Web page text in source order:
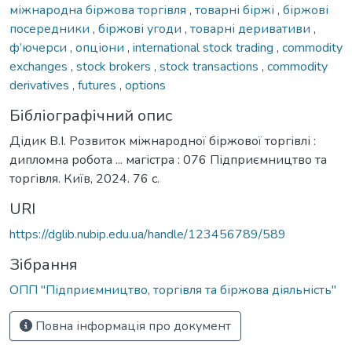
міжнародна біржова торгівля , товарні біржі , біржові
посередники , біржові угоди , товарні деривативи ,
ф’ючерси , опціони , international stock trading , commodity
exchanges , stock brokers , stock transactions , commodity
derivatives , futures , options
Бібліографічний опис
Дідик В.І. Розвиток міжнародної біржової торгівлі :
дипломна робота ... магістра : 076 Підприємництво та
торгівля. Київ, 2024. 76 с.
URI
https://dglib.nubip.edu.ua/handle/123456789/589
Зібрання
ОПП "Підприємництво, торгівля та біржова діяльність"
Повна інформація про документ